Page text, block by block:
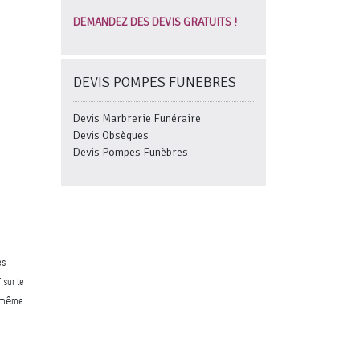
DEMANDEZ DES DEVIS GRATUITS !
DEVIS POMPES FUNEBRES
Devis Marbrerie Funéraire
Devis Obsèques
Devis Pompes Funèbres